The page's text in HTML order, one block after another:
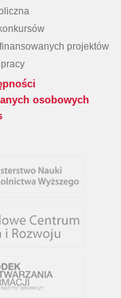
finansowanych projektów
osobowych